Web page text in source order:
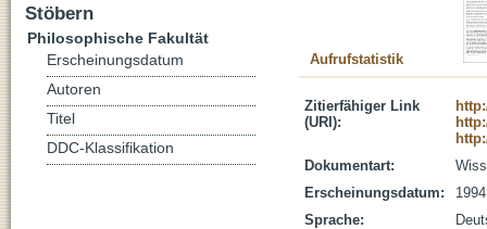
Aufrufstatistik
Zitierfähiger Link
(URI):
Dokumentart:
Erscheinungsdatum:
1994
Sprache:
Stöbern
Philosophische Fakultät
Erscheinungsdatum
Autoren
Titel
DDC-Klassifikation